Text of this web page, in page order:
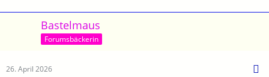
Bastelmaus
Forumsbäckerin
26. April 2026